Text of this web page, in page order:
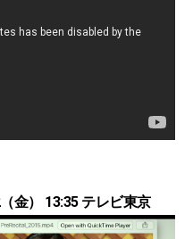
金） 13:35 テレビ東京